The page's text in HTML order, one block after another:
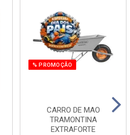
% PROMOÇÃO
CARRO DE MAO
TRAMONTINA
EXTRAFORTE